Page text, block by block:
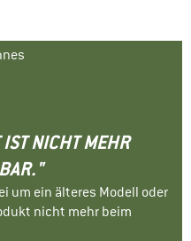
NICHT MEHR
um ein älteres Modell oder
nicht mehr beim